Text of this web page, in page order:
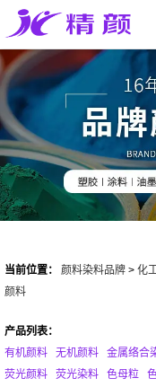
当前位置： 颜料染料品牌 > 化
颜料
产品列表：
有机颜料
无机颜料 金属络合
荧光颜料
荧光染料 色母粒